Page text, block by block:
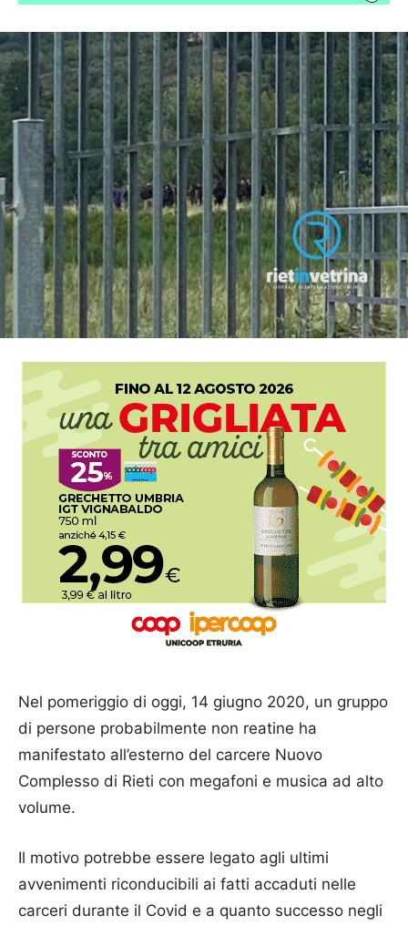
Nel pomeriggio di oggi, 14 giugno 2020, un gruppo
di persone probabilmente non reatine ha
manifestato all’esterno del carcere Nuovo
Complesso di Rieti con megafoni e musica ad alto
volume.
Il motivo potrebbe essere legato agli ultimi
avvenimenti riconducibili ai fatti accaduti nelle
carceri durante il Covid e a quanto successo negli